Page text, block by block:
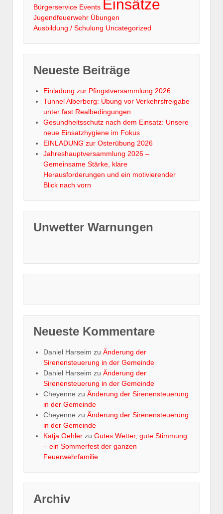
Bürgerservice Events Einsätze
Jugendfeuerwehr Übungen
Ausbildung / Schulung Uncategorized
Neueste Beiträge
Einladung zur Pfingstversammlung 2026
Tunnel Alberberg: Übung vor Verkehrsfreigabe
unter fast Realbedingungen
Gesundheitsschutz nach dem Einsatz: Unsere
neue Einsatzhygiene im Fokus
EINLADUNG zur Osterübung 2026
Jahreshauptversammlung 2026 –
Gemeinsame Stärke, klare
Herausforderungen und ein motivierender
Blick nach vorn
Unwetter Warnungen
Neueste Kommentare
Daniel Harseim zu Änderung der
Sirenensteuerung in der Gemeinde
Daniel Harseim zu Änderung der
Sirenensteuerung in der Gemeinde
Cheyenne zu Änderung der Sirenensteuerung
in der Gemeinde
Cheyenne zu Änderung der Sirenensteuerung
in der Gemeinde
Katja Oehler zu Gutes Wetter, gute Stimmung
– ein Sommerfest der ganzen
Feuerwehrfamilie
Archiv